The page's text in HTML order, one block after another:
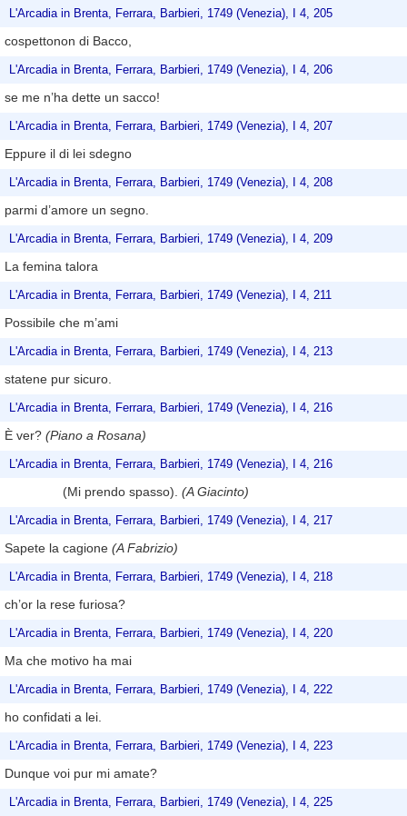
L'Arcadia in Brenta, Ferrara, Barbieri, 1749 (Venezia), I 4, 205
cospettonon di Bacco,
L'Arcadia in Brenta, Ferrara, Barbieri, 1749 (Venezia), I 4, 206
se me n’ha dette un sacco!
L'Arcadia in Brenta, Ferrara, Barbieri, 1749 (Venezia), I 4, 207
Eppure il di lei sdegno
L'Arcadia in Brenta, Ferrara, Barbieri, 1749 (Venezia), I 4, 208
parmi d’amore un segno.
L'Arcadia in Brenta, Ferrara, Barbieri, 1749 (Venezia), I 4, 209
La femina talora
L'Arcadia in Brenta, Ferrara, Barbieri, 1749 (Venezia), I 4, 211
Possibile che m’ami
L'Arcadia in Brenta, Ferrara, Barbieri, 1749 (Venezia), I 4, 213
statene pur sicuro.
L'Arcadia in Brenta, Ferrara, Barbieri, 1749 (Venezia), I 4, 216
È ver? (Piano a Rosana)
L'Arcadia in Brenta, Ferrara, Barbieri, 1749 (Venezia), I 4, 216
(Mi prendo spasso). (A Giacinto)
L'Arcadia in Brenta, Ferrara, Barbieri, 1749 (Venezia), I 4, 217
Sapete la cagione (A Fabrizio)
L'Arcadia in Brenta, Ferrara, Barbieri, 1749 (Venezia), I 4, 218
ch’or la rese furiosa?
L'Arcadia in Brenta, Ferrara, Barbieri, 1749 (Venezia), I 4, 220
Ma che motivo ha mai
L'Arcadia in Brenta, Ferrara, Barbieri, 1749 (Venezia), I 4, 222
ho confidati a lei.
L'Arcadia in Brenta, Ferrara, Barbieri, 1749 (Venezia), I 4, 223
Dunque voi pur mi amate?
L'Arcadia in Brenta, Ferrara, Barbieri, 1749 (Venezia), I 4, 225